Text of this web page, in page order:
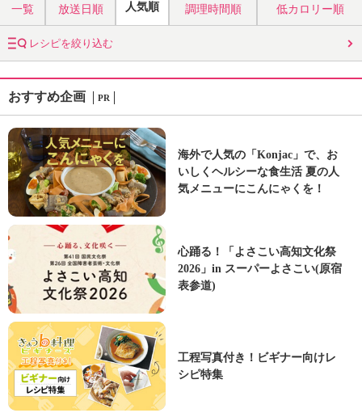
一覧 放送日順 人気順 調理時間順 低カロリー順
レシピを絞り込む
おすすめ企画 PR
海外で人気の「Konjac」で、お
いしくヘルシーな食生活 夏の人
気メニューにこんにゃくを！
心踊る！「よさこい高知文化祭
2026」in スーパーよさこい(原宿
表参道)
工程写真付き！ビギナー向けレ
シピ特集